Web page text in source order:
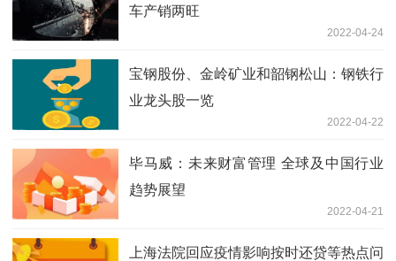
车产销两旺
2022-04-24
宝钢股份、金岭矿业和韶钢松山：钢铁行
业龙头股一览
2022-04-22
毕马威：未来财富管理 全球及中国行业
趋势展望
2022-04-21
上海法院回应疫情影响按时还贷等热点问